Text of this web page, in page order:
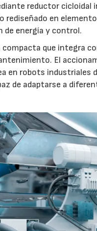
reductor cicloidal
rediseñado en
de energía y control.
compacta que integra
El
en robots industriales
de adaptarse a